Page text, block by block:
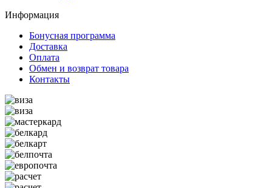
Информация
Бонусная программа
Доставка
Оплата
Обмен и возврат товара
Контакты